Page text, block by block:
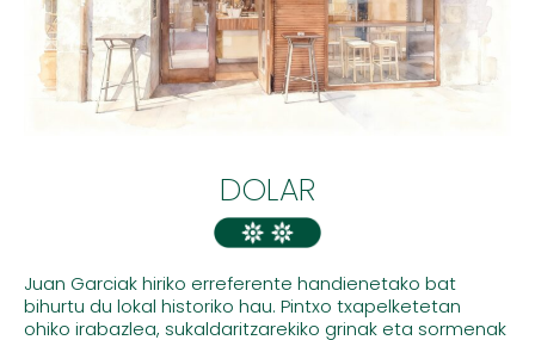
DOLAR
Juan Garciak hiriko erreferente handienetako bat
bihurtu du lokal historiko hau. Pintxo txapelketetan
ohiko irabazlea, sukaldaritzarekiko grinak eta sormenak